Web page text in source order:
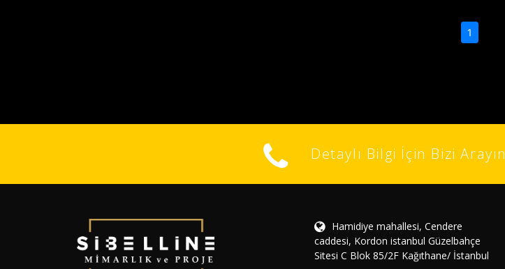
1
Detaylı Bilgi İçin Bizi Arayın
Hamidiye mahallesi, Cendere
caddesi, Kordon istanbul Güzelbahçe
Sitesi C Blok 85/2F Kağıthane/ İstanbul